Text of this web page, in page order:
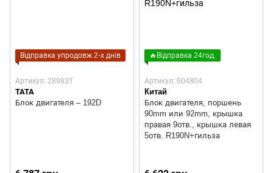
Відправка упродовж 2-х днів
Артикул: 28983T
TATA
Блок двигателя – 192D
🔥Відправка 24год.
Артикул: 604804
Китай
Блок двигателя, поршень
90mm или 92mm, крышка
правая 9отв., крышка левая
5отв. R190N+гильза